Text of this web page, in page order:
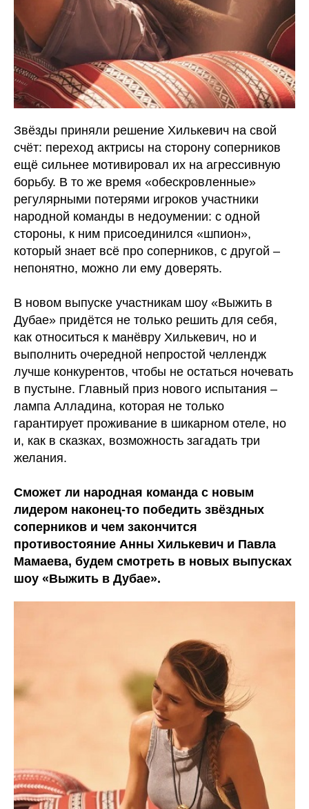
Звёзды приняли решение Хилькевич на свой
счёт: переход актрисы на сторону соперников
ещё сильнее мотивировал их на агрессивную
борьбу. В то же время «обескровленные»
регулярными потерями игроков участники
народной команды в недоумении: с одной
стороны, к ним присоединился «шпион»,
который знает всё про соперников, с другой –
непонятно, можно ли ему доверять.
В новом выпуске участникам шоу «Выжить в
Дубае» придётся не только решить для себя,
как относиться к манёвру Хилькевич, но и
выполнить очередной непростой челлендж
лучше конкурентов, чтобы не остаться ночевать
в пустыне. Главный приз нового испытания –
лампа Алладина, которая не только
гарантирует проживание в шикарном отеле, но
и, как в сказках, возможность загадать три
желания.
Сможет ли народная команда с новым
лидером наконец-то победить звёздных
соперников и чем закончится
противостояние Анны Хилькевич и Павла
Мамаева, будем смотреть в новых выпусках
шоу «Выжить в Дубае».